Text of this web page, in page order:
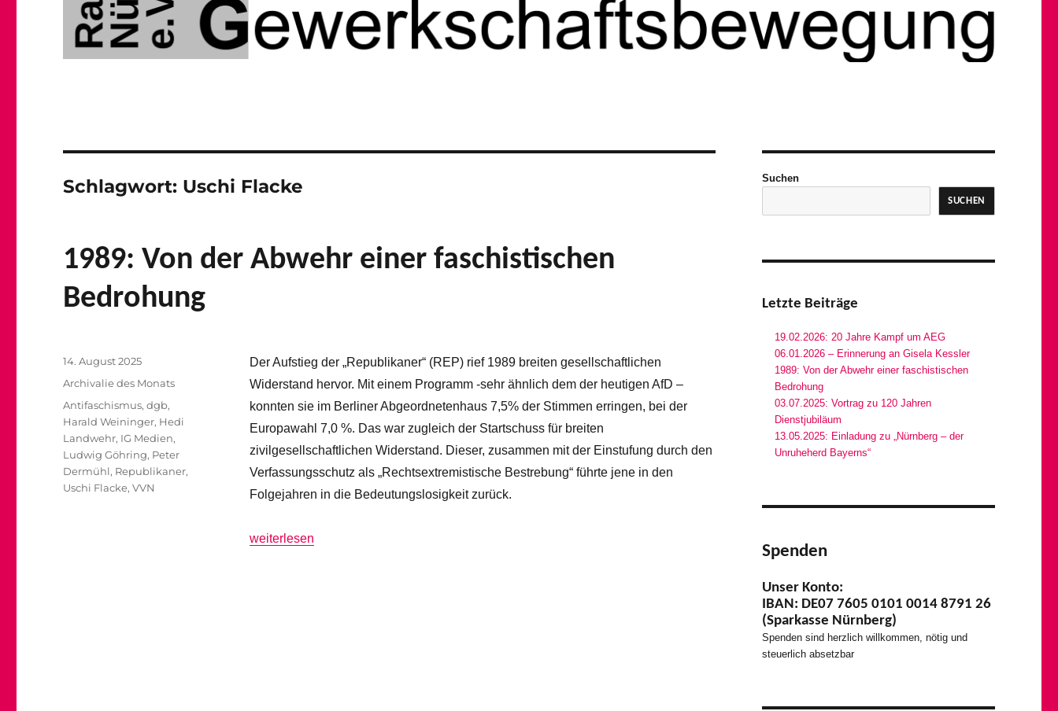
Schlagwort: Uschi Flacke
1989: Von der Abwehr einer faschistischen
Bedrohung
Der Aufstieg der „Republikaner“ (REP) rief 1989 breiten gesellschaftlichen
Widerstand hervor. Mit einem Programm -sehr ähnlich dem der heutigen AfD –
konnten sie im Berliner Abgeordnetenhaus 7,5% der Stimmen erringen, bei der
Europawahl 7,0 %. Das war zugleich der Startschuss für breiten
zivilgesellschaftlichen Widerstand. Dieser, zusammen mit der Einstufung durch den
Verfassungsschutz als „Rechtsextremistische Bestrebung“ führte jene in den
Folgejahren in die Bedeutungslosigkeit zurück.
„1989: Von der Abwehr einer faschistischen Bedrohung“
weiterlesen
Veröffentlicht
14. August 2025
Kategorien
Archivalie des Monats
Schlagwörter
Antifaschismus,dgb,
Harald Weininger, Hedi
Landwehr, IG Medien,
Ludwig Göhring, Peter
Dermühl, Republikaner,
Uschi Flacke,VVN
Suchen
SUCHEN
Letzte Beiträge
19.02.2026: 20 Jahre Kampf um AEG
06.01.2026 – Erinnerung an Gisela Kessler
1989: Von der Abwehr einer faschistischen
Bedrohung
03.07.2025: Vortrag zu 120 Jahren
Dienstjubiläum
13.05.2025: Einladung zu „Nürnberg – der
Unruheherd Bayerns“
Spenden
Unser Konto:
IBAN: DE07 7605 0101 0014 8791 26
(Sparkasse Nürnberg)
Spenden sind herzlich willkommen, nötig und
steuerlich absetzbar